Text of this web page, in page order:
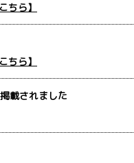
ちら】
ちら】
載されました